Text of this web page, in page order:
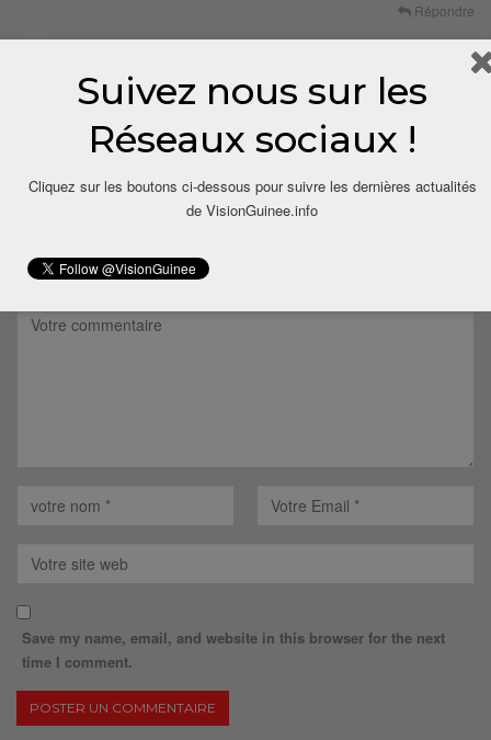
Répondre
10 ans depuis
Merci nondi….
Répondre
LAISSER UN COMMENTAIRE
Votre adresse email ne sera pas publiée.
Save my name, email, and website in this browser for the next
time I comment.
Suivez nous sur les
Réseaux sociaux !
Cliquez sur les boutons ci-dessous pour suivre les dernières actualités
de VisionGuinee.info